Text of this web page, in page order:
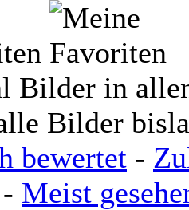
Bilder in
Bilder
bewertet -
- Meist